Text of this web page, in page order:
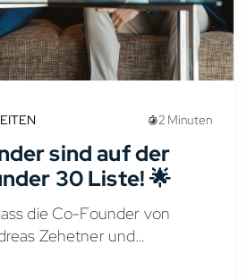
2 Minuten
sind auf der
30 Liste! 🌟
die Co-Founder von
Zehetner und